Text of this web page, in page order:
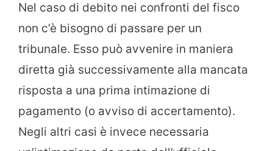
Nel caso di debito nei confronti del fisco
non c’è bisogno di passare per un
tribunale. Esso può avvenire in maniera
diretta già successivamente alla mancata
risposta a una prima intimazione di
pagamento (o avviso di accertamento).
Negli altri casi è invece necessaria